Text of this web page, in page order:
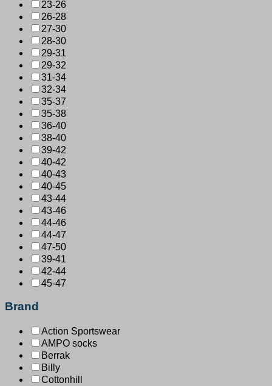
23-26
26-28
27-30
28-30
29-31
29-32
31-34
32-34
35-37
35-38
36-40
38-40
39-42
40-42
40-43
40-45
43-44
43-46
44-46
44-47
47-50
39-41
42-44
45-47
Brand
Action Sportswear
AMPO socks
Berrak
Billy
Cottonhill